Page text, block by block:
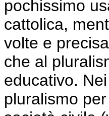
pochissimo
cattolica,
volte e
che al
educativo.
pluralismo